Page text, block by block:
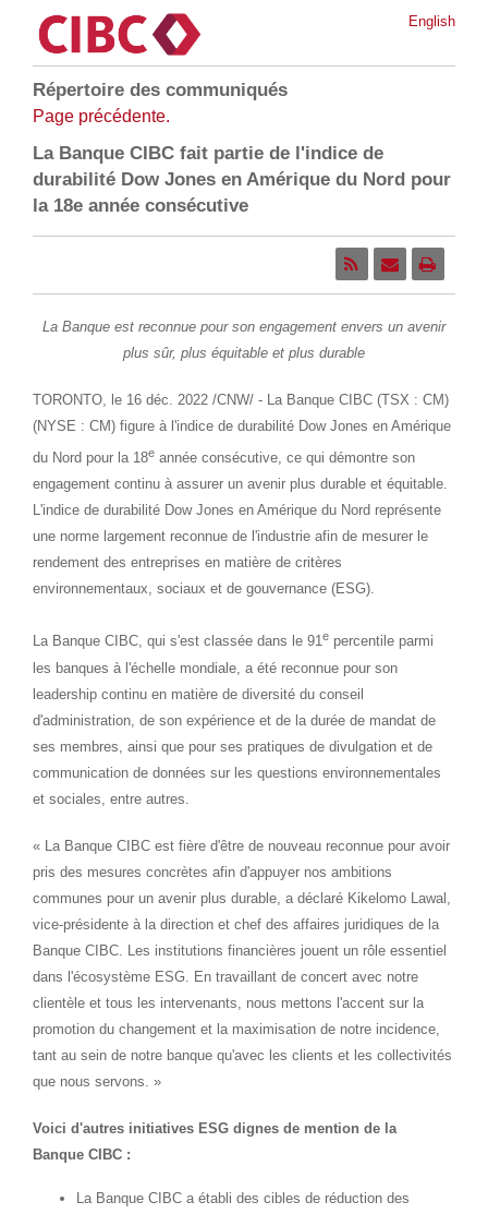
English
Répertoire des communiqués
Page précédente.
La Banque CIBC fait partie de l'indice de
durabilité Dow Jones en Amérique du Nord pour
la 18e année consécutive
La Banque est reconnue pour son engagement envers un avenir
plus sûr, plus équitable et plus durable
TORONTO, le 16 déc. 2022 /CNW/ - La Banque CIBC (TSX : CM)
(NYSE : CM) figure à l'indice de durabilité Dow Jones en Amérique
du Nord pour la 18e année consécutive, ce qui démontre son
engagement continu à assurer un avenir plus durable et équitable.
L'indice de durabilité Dow Jones en Amérique du Nord représente
une norme largement reconnue de l'industrie afin de mesurer le
rendement des entreprises en matière de critères
environnementaux, sociaux et de gouvernance (ESG).
La Banque CIBC, qui s'est classée dans le 91e percentile parmi
les banques à l'échelle mondiale, a été reconnue pour son
leadership continu en matière de diversité du conseil
d'administration, de son expérience et de la durée de mandat de
ses membres, ainsi que pour ses pratiques de divulgation et de
communication de données sur les questions environnementales
et sociales, entre autres.
« La Banque CIBC est fière d'être de nouveau reconnue pour avoir
pris des mesures concrètes afin d'appuyer nos ambitions
communes pour un avenir plus durable, a déclaré Kikelomo Lawal,
vice-présidente à la direction et chef des affaires juridiques de la
Banque CIBC. Les institutions financières jouent un rôle essentiel
dans l'écosystème ESG. En travaillant de concert avec notre
clientèle et tous les intervenants, nous mettons l'accent sur la
promotion du changement et la maximisation de notre incidence,
tant au sein de notre banque qu'avec les clients et les collectivités
que nous servons. »
Voici d'autres initiatives ESG dignes de mention de la
Banque CIBC :
La Banque CIBC a établi des cibles de réduction des